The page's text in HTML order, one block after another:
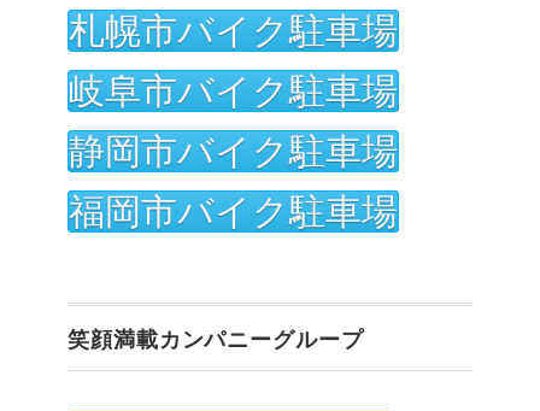
札幌市バイク駐車場
岐阜市バイク駐車場
静岡市バイク駐車場
福岡市バイク駐車場
笑顔満載カンパニーグループ